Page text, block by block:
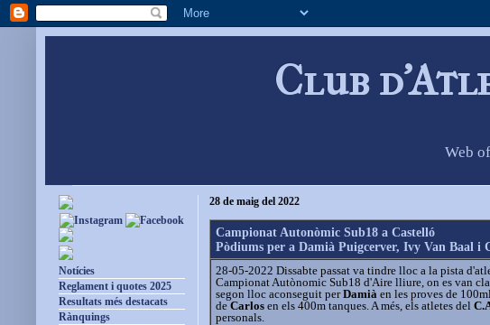
Club
Web
28 de maig del 2022
Campionat Autonòmic Sub18 a Castelló
Pòdiums per a Damià Puigcerver, Ivy Van Baal i
28-05-2022 Dissabte passat va tindre lloc a la pista
Campionat Autònomic Sub18 d'Aire lliure, on es van
segon lloc aconseguit perDamià en les proves de
deCarlos en els 400m tanques. A més, els atletes del
personals.
Notícies
Reglament i quotes 2025
Resultats més destacats
Rànquings